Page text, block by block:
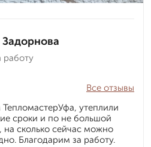
работу
Все отзывы
утеплили
сроки и по не большой
сколько сейчас можно
Благодарим за работу.